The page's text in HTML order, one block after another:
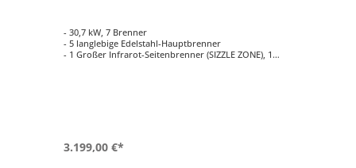
- 30,7 kW, 7 Brenner
- 5 langlebige Edelstahl-Hauptbrenner
- 1 Großer Infrarot-Seitenbrenner (SIZZLE ZONE), 1
3.199,00 €*